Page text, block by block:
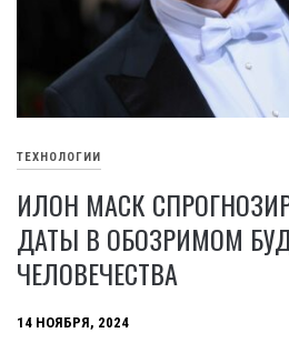
ТЕХНОЛОГИИ
ИЛОН МАСК
ДАТЫ В ОБОЗРИМОМ
ЧЕЛОВЕЧЕСТВА
14 НОЯБРЯ, 2024